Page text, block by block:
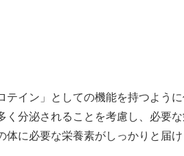
イン」としての機能を持つよう
分泌されることを考慮し、必要
に必要な栄養素がしっかりと届